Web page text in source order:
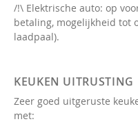
/!\ Elektrische auto: op
betaling, mogelijkheid tot
laadpaal).
KEUKEN UITRUSTING
Zeer goed uitgeruste
met: